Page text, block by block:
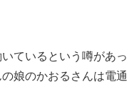
ているという噂があっ
娘のかおるさんは電通